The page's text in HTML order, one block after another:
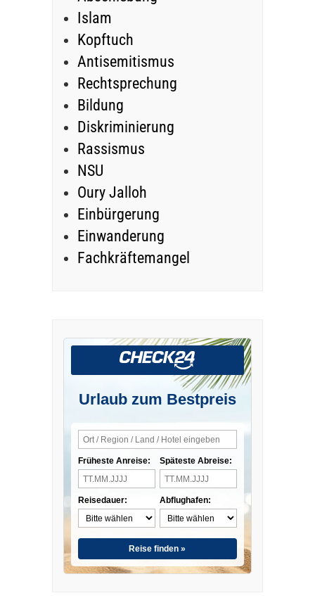
Islam
Kopftuch
Antisemitismus
Rechtsprechung
Bildung
Diskriminierung
Rassismus
NSU
Oury Jalloh
Einbürgerung
Einwanderung
Fachkräftemangel
Urlaub zum Bestpreis
Früheste Anreise:
Reisedauer:
Späteste Abreise:
Abflughafen:
Reise finden »